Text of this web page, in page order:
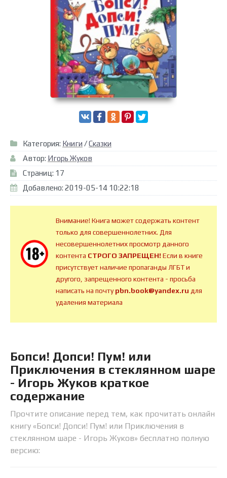
Категория: Книги /Сказки
Автор: Игорь Жуков
Страниц: 17
Добавлено: 2019-05-14 10:22:18
Внимание! Книга может содержать контент
только для совершеннолетних. Для
несовершеннолетних просмотр данного
контента СТРОГО ЗАПРЕЩЕН!Если в книге
присутствует наличие пропаганды ЛГБТ и
другого, запрещенного контента - просьба
написать на почтуpbn.book@yandex.ru для
удаления материала
Бопси! Допси! Пум! или
Приключения в стеклянном шаре
- Игорь Жуков краткое
содержание
Прочтите описание перед тем, как прочитать онлайн
книгу «Бопси! Допси! Пум! или Приключения в
стеклянном шаре - Игорь Жуков» бесплатно полную
версию: